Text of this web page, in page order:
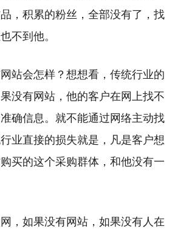
，积累的粉丝，全部没有了，找
不到他。
站会怎样？想想看，传统行业的
没有网站，他的客户在网上找不
确信息。就不能通过网络主动找
业直接的损失就是，凡是客户想
买的这个采购群体，和他没有一
，如果没有网站，如果没有人在